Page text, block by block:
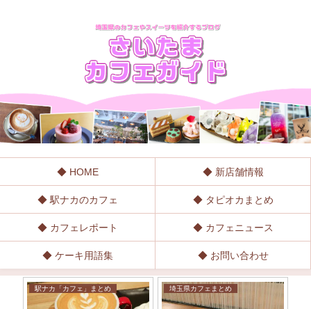
◆ HOME ◆ 新店舗情報
◆ 駅ナカのカフェ ◆ タピオカまとめ
◆ カフェレポート ◆ カフェニュース
◆ ケーキ用語集 ◆ お問い合わせ
駅ナカ「カフェ」まとめ 埼玉県カフェまとめ